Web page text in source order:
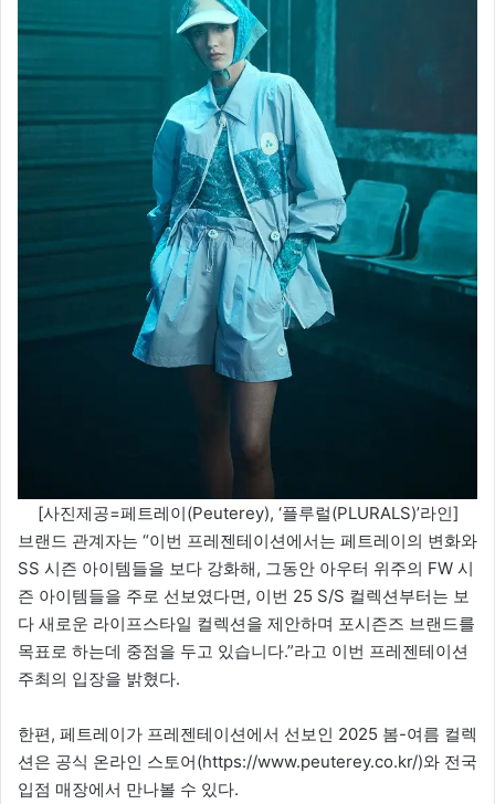
[사진제공=페트레이(Peuterey), ‘플루럴(PLURALS)’라인]
브랜드 관계자는 “이번 프레젠테이션에서는 페트레이의 변화와
SS 시즌 아이템들을 보다 강화해, 그동안 아우터 위주의 FW 시
즌 아이템들을 주로 선보였다면, 이번 25 S/S 컬렉션부터는 보
다 새로운 라이프스타일 컬렉션을 제안하며 포시즌즈 브랜드를
목표로 하는데 중점을 두고 있습니다.”라고 이번 프레젠테이션
주최의 입장을 밝혔다.
한편, 페트레이가 프레젠테이션에서 선보인 2025 봄-여름 컬렉
션은 공식 온라인 스토어(https://www.peuterey.co.kr/)와 전국
입점 매장에서 만나볼 수 있다.